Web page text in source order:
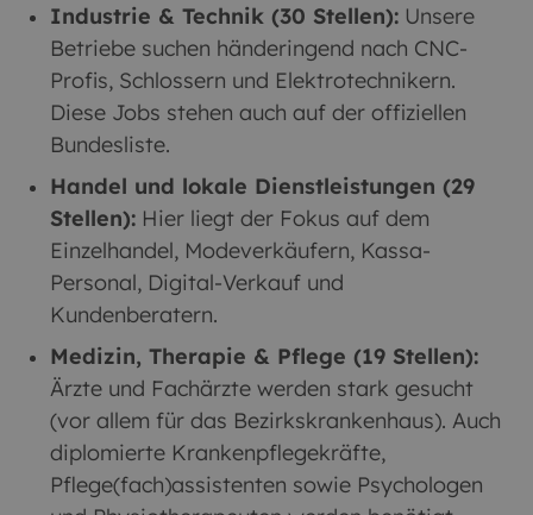
Industrie & Technik (30 Stellen):Unsere
Betriebe suchen händeringend nach CNC-
Profis, Schlossern und Elektrotechnikern.
Diese Jobs stehen auch auf der offiziellen
Bundesliste.
Handel und lokale Dienstleistungen (29
Stellen):Hier liegt der Fokus auf dem
Einzelhandel, Modeverkäufern, Kassa-
Personal, Digital-Verkauf und
Kundenberatern.
Medizin, Therapie & Pflege (19 Stellen):
Ärzte und Fachärzte werden stark gesucht
(vor allem für das Bezirkskrankenhaus). Auch
diplomierte Krankenpflegekräfte,
Pflege(fach)assistenten sowie Psychologen